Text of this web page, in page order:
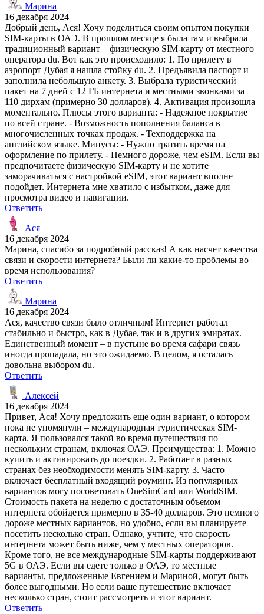
Марина
16 декабря 2024
Добрый день, Ася! Хочу поделиться своим опытом покупки
SIM-карты в ОАЭ. В прошлом месяце я была там и выбрала
традиционный вариант – физическую SIM-карту от местного
оператора du. Вот как это происходило: 1. По прилету в
аэропорт Дубая я нашла стойку du. 2. Предъявила паспорт и
заполнила небольшую анкету. 3. Выбрала туристический
пакет на 7 дней с 12 ГБ интернета и местными звонками за
110 дирхам (примерно 30 долларов). 4. Активация произошла
моментально. Плюсы этого варианта: - Надежное покрытие
по всей стране. - Возможность пополнения баланса в
многочисленных точках продаж. - Техподдержка на
английском языке. Минусы: - Нужно тратить время на
оформление по прилету. - Немного дороже, чем eSIM. Если вы
предпочитаете физическую SIM-карту и не хотите
заморачиваться с настройкой eSIM, этот вариант вполне
подойдет. Интернета мне хватило с избытком, даже для
просмотра видео и навигации.
Ответить
Ася
16 декабря 2024
Марина, спасибо за подробный рассказ! А как насчет качества
связи и скорости интернета? Были ли какие-то проблемы во
время использования?
Ответить
Марина
16 декабря 2024
Ася, качество связи было отличным! Интернет работал
стабильно и быстро, как в Дубае, так и в других эмиратах.
Единственный момент – в пустыне во время сафари связь
иногда пропадала, но это ожидаемо. В целом, я осталась
довольна выбором du.
Ответить
Алексей
16 декабря 2024
Привет, Ася! Хочу предложить еще один вариант, о котором
пока не упомянули – международная туристическая SIM-
карта. Я пользовался такой во время путешествия по
нескольким странам, включая ОАЭ. Преимущества: 1. Можно
купить и активировать до поездки. 2. Работает в разных
странах без необходимости менять SIM-карту. 3. Часто
включает бесплатный входящий роуминг. Из популярных
вариантов могу посоветовать OneSimCard или WorldSIM.
Стоимость пакета на неделю с достаточным объемом
интернета обойдется примерно в 35-40 долларов. Это немного
дороже местных вариантов, но удобно, если вы планируете
посетить несколько стран. Однако, учтите, что скорость
интернета может быть ниже, чем у местных операторов.
Кроме того, не все международные SIM-карты поддерживают
5G в ОАЭ. Если вы едете только в ОАЭ, то местные
варианты, предложенные Евгением и Мариной, могут быть
более выгодными. Но если ваше путешествие включает
несколько стран, стоит рассмотреть и этот вариант.
Ответить